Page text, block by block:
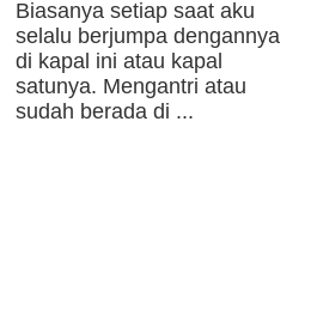
Biasanya setiap saat aku
selalu berjumpa dengannya
di kapal ini atau kapal
satunya. Mengantri atau
sudah berada di ...